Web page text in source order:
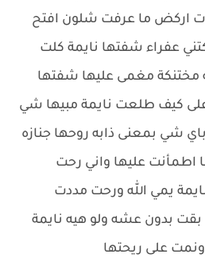
اركض ما عرفت شلون افتح
عفراء شفتها نايمة كلت
مغمى عليها شفتها
كيف طلعت نايمة مبيها شي
شي بمعنى ذابه روحها جنازه
اطمأنت عليها واني رحت
يمي الله ورحت مددت
بدون عشه ولو هيه نايمة
على ريحتها